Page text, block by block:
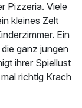
Pizzeria. Viele
kleines Zelt
Ein
ganz jungen
ihrer Spiellust
richtig Krach